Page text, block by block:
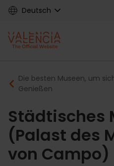
Skip
content
Deutsch
Main
navigation
Breadcrumb
Die besten Museen, um
Genießen
Städtisches
(Palast des
von Campo)